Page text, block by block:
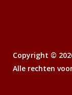
Copyright ©
Alle rechten